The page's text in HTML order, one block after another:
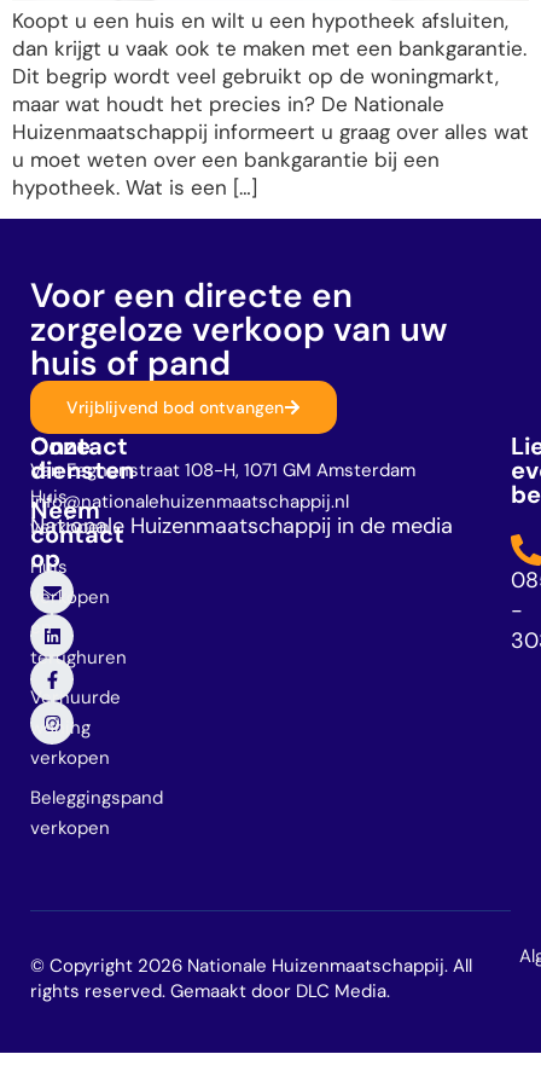
Koopt u een huis en wilt u een hypotheek afsluiten,
dan krijgt u vaak ook te maken met een bankgarantie.
Dit begrip wordt veel gebruikt op de woningmarkt,
maar wat houdt het precies in? De Nationale
Huizenmaatschappij informeert u graag over alles wat
u moet weten over een bankgarantie bij een
hypotheek. Wat is een […]
Voor een directe en
zorgeloze verkoop van uw
huis of pand
Vrijblijvend bod ontvangen
Neem
contact
op
Onze
diensten
Huis
verkopen
Huis
verkopen
en
terughuren
Verhuurde
woning
verkopen
Beleggingspand
verkopen
Contact
Van Eeghenstraat 108-H, 1071 GM Amsterdam
info@nationalehuizenmaatschappij.nl
Nationale Huizenmaatschappij in de media
-
© Copyright 2026 Nationale Huizenmaatschappij. All
rights reserved. Gemaakt door DLC Media.